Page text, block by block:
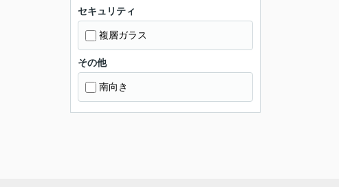
セキュリティ
複層ガラス
その他
南向き